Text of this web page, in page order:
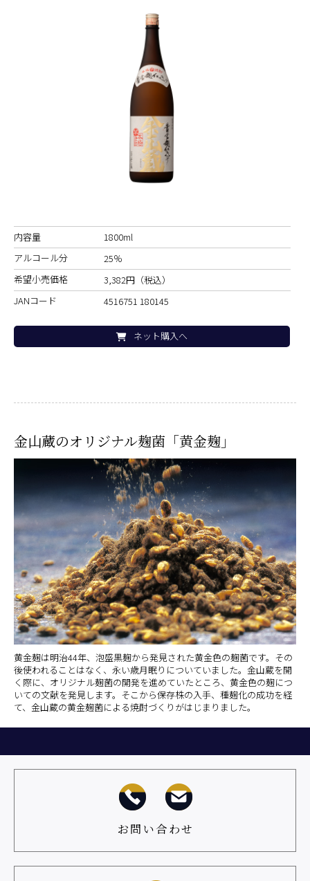
内容量
1800ml
アルコール分
25％
希望小売価格
3,382円（税込）
JANコード
4516751 180145
ネット購入へ
金山蔵のオリジナル麹菌「黄金麹」
黄金麹は明治44年、泡盛黒麹から発見された黄金色の麹菌です。その
後使われることはなく、永い歳月眠りについていました。金山蔵を開
く際に、オリジナル麹菌の開発を進めていたところ、黄金色の麹につ
いての文献を発見します。そこから保存株の入手、種麹化の成功を経
て、金山蔵の黄金麹菌による焼酎づくりがはじまりました。
お問い合わせ